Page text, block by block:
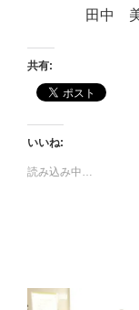
田中
共有:
いいね:
読み込み中…